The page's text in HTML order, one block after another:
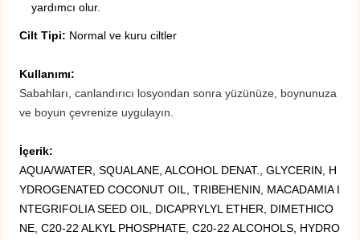
yardımcı olur.
Cilt Tipi: Normal ve kuru ciltler
Kullanımı:
Sabahları, canlandırıcı losyondan sonra yüzünüze, boynunuza
ve boyun çevrenize uygulayın.
İçerik:
AQUA/WATER, SQUALANE, ALCOHOL DENAT., GLYCERIN, H
YDROGENATED COCONUT OIL, TRIBEHENIN, MACADAMIA I
NTEGRIFOLIA SEED OIL, DICAPRYLYL ETHER, DIMETHICO
NE, C20-22 ALKYL PHOSPHATE, C20-22 ALCOHOLS, HYDRO